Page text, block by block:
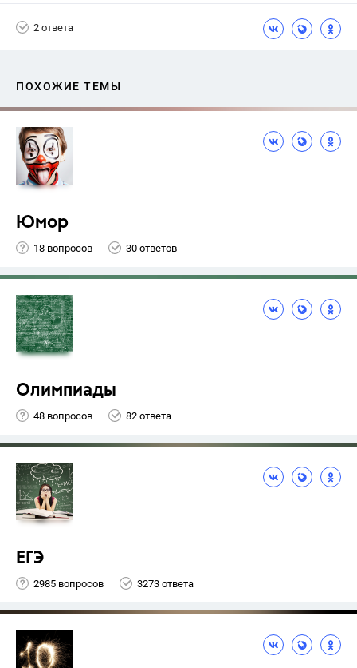
2 ответа
ПОХОЖИЕ ТЕМЫ
Юмор
18 вопросов 30 ответов
Олимпиады
48 вопросов 82 ответа
ЕГЭ
2985 вопросов 3273 ответа